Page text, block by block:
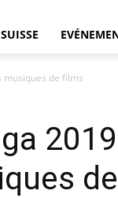
musiques de films